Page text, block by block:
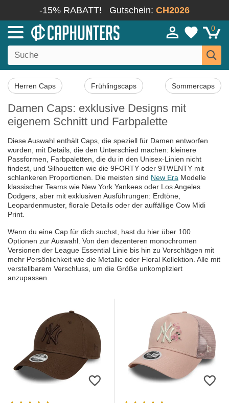
-15% RABATT! Gutschein: CH2026
0
Herren Caps Frühlingscaps Sommercaps
Damen Caps: exklusive Designs mit
eigenem Schnitt und Farbpalette
Diese Auswahl enthält Caps, die speziell für Damen entworfen
wurden, mit Details, die den Unterschied machen: kleinere
Passformen, Farbpaletten, die du in den Unisex-Linien nicht
findest, und Silhouetten wie die 9FORTY oder 9TWENTY mit
schlankeren Proportionen. Die meisten sind New Era Modelle
klassischer Teams wie New York Yankees oder Los Angeles
Dodgers, aber mit exklusiven Ausführungen: Erdtöne,
Leopardenmuster, florale Details oder der auffällige Cow Midi
Print.
Wenn du eine Cap für dich suchst, hast du hier über 100
Optionen zur Auswahl. Von den dezenteren monochromen
Versionen der League Essential Linie bis hin zu Vorschlägen mit
mehr Persönlichkeit wie die Metallic oder Floral Kollektion. Alle mit
verstellbarem Verschluss, um die Größe unkompliziert
anzupassen.